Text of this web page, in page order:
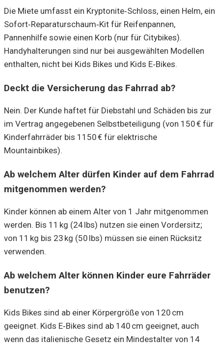
Die Miete umfasst ein Kryptonite‑Schloss, einen Helm, ein
Sofort‑Reparaturschaum‑Kit für Reifenpannen,
Pannenhilfe sowie einen Korb (nur für Citybikes).
Handyhalterungen sind nur bei ausgewählten Modellen
enthalten, nicht bei Kids Bikes und Kids E‑Bikes.
Deckt die Versicherung das Fahrrad ab?
Nein. Der Kunde haftet für Diebstahl und Schäden bis zur
im Vertrag angegebenen Selbstbeteiligung (von 150 € für
Kinderfahrräder bis 1150 € für elektrische
Mountainbikes).
Ab welchem Alter dürfen Kinder auf dem Fahrrad
mitgenommen werden?
Kinder können ab einem Alter von 1 Jahr mitgenommen
werden. Bis 11 kg (24 lbs) nutzen sie einen Vordersitz;
von 11 kg bis 23 kg (50 lbs) müssen sie einen Rücksitz
verwenden.
Ab welchem Alter können Kinder eure Fahrräder
benutzen?
Kids Bikes sind ab einer Körpergröße von 120 cm
geeignet. Kids E‑Bikes sind ab 140 cm geeignet, auch
wenn das italienische Gesetz ein Mindestalter von 14